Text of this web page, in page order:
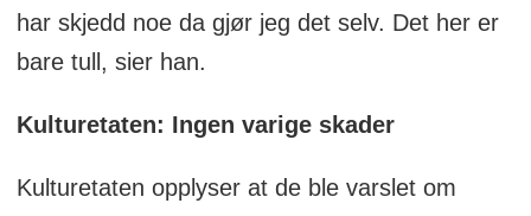
har skjedd noe da gjør jeg det selv. Det her er
bare tull, sier han.
Kulturetaten: Ingen varige skader
Kulturetaten opplyser at de ble varslet om